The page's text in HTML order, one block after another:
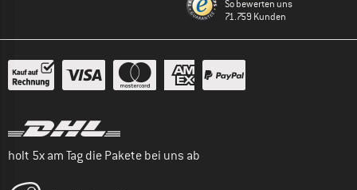
So bewerten uns
71.759 Kunden
holt 5x am Tag die Pakete bei uns ab